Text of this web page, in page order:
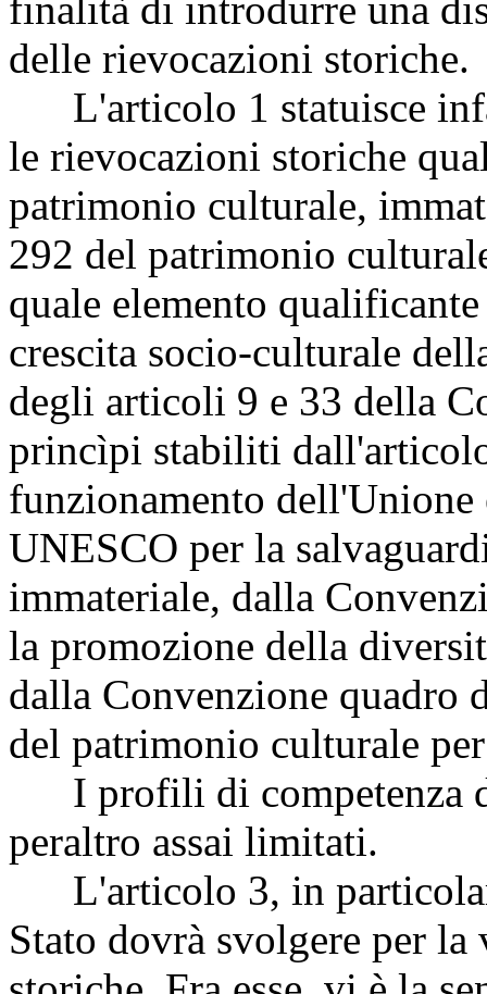
delle rievocazioni storiche.
L'articolo 1 statuisce
le rievocazioni storiche
patrimonio culturale,
292 del patrimonio
quale elemento
crescita socio-culturale
degli articoli 9 e 33 della
princìpi stabiliti
funzionamento dell'Unione
UNESCO per la
immateriale, dalla
la promozione della
dalla Convenzione quadro
del patrimonio culturale
I profili di competenza
peraltro assai limitati.
L'articolo 3, in
Stato dovrà svolgere per